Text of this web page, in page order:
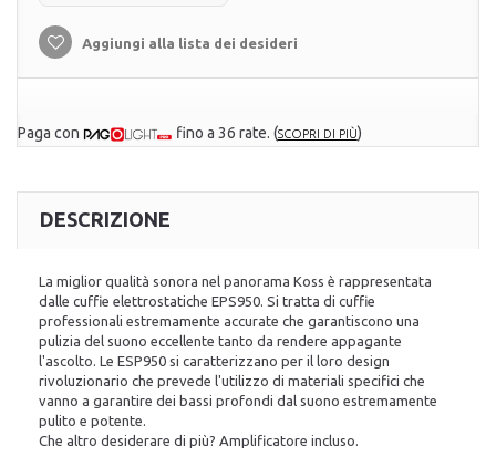
Aggiungi alla lista dei desideri
Paga con fino a 36 rate. (SCOPRI DI PIÙ)
DESCRIZIONE
La miglior qualità sonora nel panorama Koss è rappresentata
dalle cuffie elettrostatiche EPS950. Si tratta di cuffie
professionali estremamente accurate che garantiscono una
pulizia del suono eccellente tanto da rendere appagante
l'ascolto. Le ESP950 si caratterizzano per il loro design
rivoluzionario che prevede l'utilizzo di materiali specifici che
vanno a garantire dei bassi profondi dal suono estremamente
pulito e potente.
Che altro desiderare di più? Amplificatore incluso.